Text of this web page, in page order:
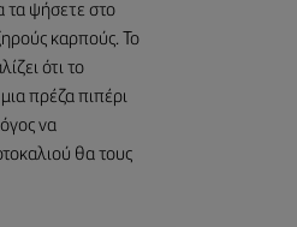
τα ψήσετε στο
καρπούς. Το
ότι το
πρέζα πιπέρι
να
θα τους